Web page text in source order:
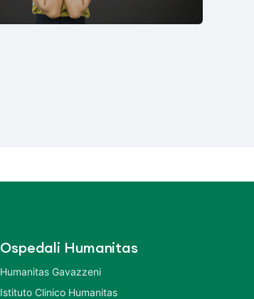
Ospedali Humanitas
Humanitas Gavazzeni
Istituto Clinico Humanitas